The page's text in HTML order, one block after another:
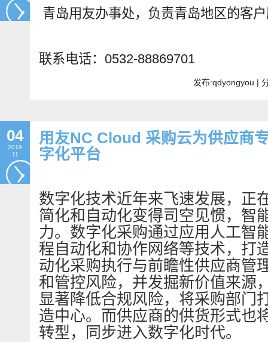
青岛用友办事处，负责青岛地区的客
联系电话：0532-88869701
发布:qdyongyou |
04
2019
11
用友NC Cloud 采购云为供应商
字化平台
数字化技术近年来飞速发展，正
简化和自动化变得司空见惯，智
力。数字化采购通过应用人工智
程自动化和协作网络等技术，打
动化采购执行与前瞻性供应商管
和管控风险，并发掘新价值来源
显著降低合规风险，将采购部门
造中心。而供应商的供货形式也
转型，同步进入数字化时代。